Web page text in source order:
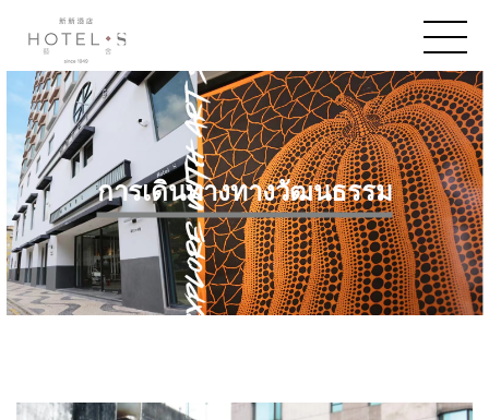
การเดินทางทางวัฒนธรรม